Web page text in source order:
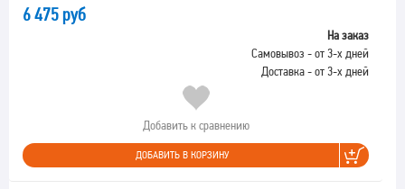
6 475 руб
На заказ
Самовывоз - от 3-х дней
Доставка - от 3-х дней
Добавить к сравнению
ДОБАВИТЬ В КОРЗИНУ